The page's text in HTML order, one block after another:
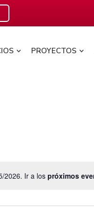
PROYECTOS
2026. Ir a los próximos